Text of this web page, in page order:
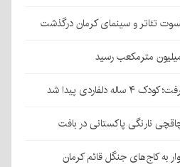
تئاتر و سینمای کرمان درگذشت
پیدا شد
کاج‌های جنگل قائم کرمان